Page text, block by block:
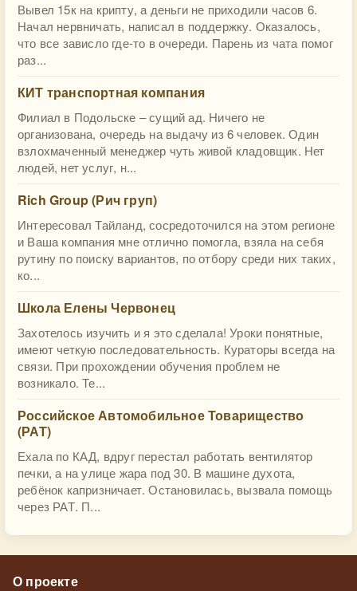
Вывел 15к на крипту, а деньги не приходили часов 6.
Начал нервничать, написал в поддержку. Оказалось,
что все зависло где-то в очереди. Парень из чата помог
раз...
КИТ транспортная компания
Филиал в Подольске – сущий ад. Ничего не
организована, очередь на выдачу из 6 человек. Один
взлохмаченный менеджер чуть живой кладовщик. Нет
людей, нет услуг, н...
Rich Group (Рич груп)
Интересовал Тайланд, сосредоточился на этом регионе
и Ваша компания мне отлично помогла, взяла на себя
рутину по поиску вариантов, по отбору среди них таких,
ко...
Школа Елены Червонец
Захотелось изучить и я это сделала! Уроки понятные,
имеют четкую последовательность. Кураторы всегда на
связи. При прохождении обучения проблем не
возникало. Те...
Российское Автомобильное Товарищество
(РАТ)
Ехала по КАД, вдруг перестал работать вентилятор
печки, а на улице жара под 30. В машине духота,
ребёнок капризничает. Остановилась, вызвала помощь
через РАТ. П...
О проекте